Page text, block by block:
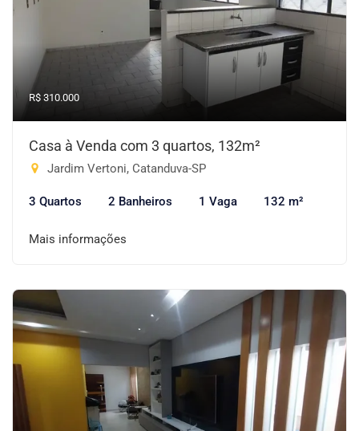
R$ 310.000
Casa à Venda com 3 quartos, 132m²
Jardim Vertoni, Catanduva-SP
3 Quartos 2 Banheiros 1 Vaga 132 m²
Mais informações